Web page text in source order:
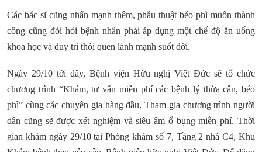
Các bác sĩ cũng nhấn mạnh thêm, phẫu thuật béo phì muốn thành
công cũng đòi hỏi bệnh nhân phải áp dụng một chế độ ăn uống
khoa học và duy trì thói quen lành mạnh suốt đời.
Ngày 29/10 tới đây, Bệnh viện Hữu nghị Việt Đức sẽ tổ chức
chương trình “Khám, tư vấn miễn phí các bệnh lý thừa cân, béo
phì” cùng các chuyên gia hàng đầu. Tham gia chương trình người
dân cũng sẽ được xét nghiệm và siêu âm ổ bụng miễn phí. Thời
gian khám ngày 29/10 tại Phòng khám số 7, Tầng 2 nhà C4, Khu